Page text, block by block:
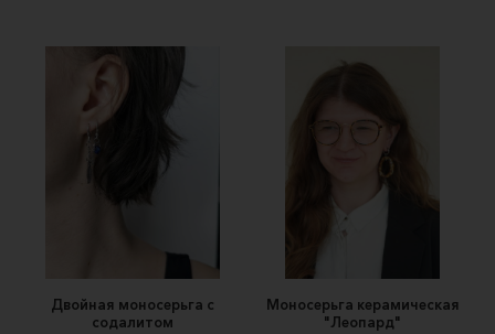
Двойная моносерьга с
содалитом
Моносерьга керамическая
"Леопард"